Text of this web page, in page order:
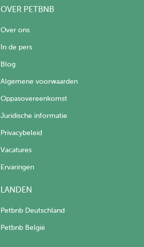
OVER PETBNB
Over ons
In de pers
Blog
Algemene voorwaarden
Oppasovereenkomst
Juridische informatie
Privacybeleid
Vacatures
Ervaringen
LANDEN
Petbnb Deutschland
Petbnb België